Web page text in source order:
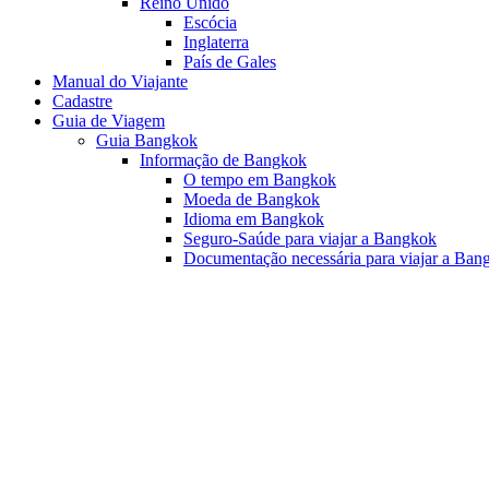
Escócia
Inglaterra
País de Gales
Manual do Viajante
Cadastre
Guia de Viagem
Guia Bangkok
Informação de Bangkok
O tempo em Bangkok
Moeda de Bangkok
Idioma em Bangkok
Seguro-Saúde para viajar a Bangkok
Documentação necessária para viajar a